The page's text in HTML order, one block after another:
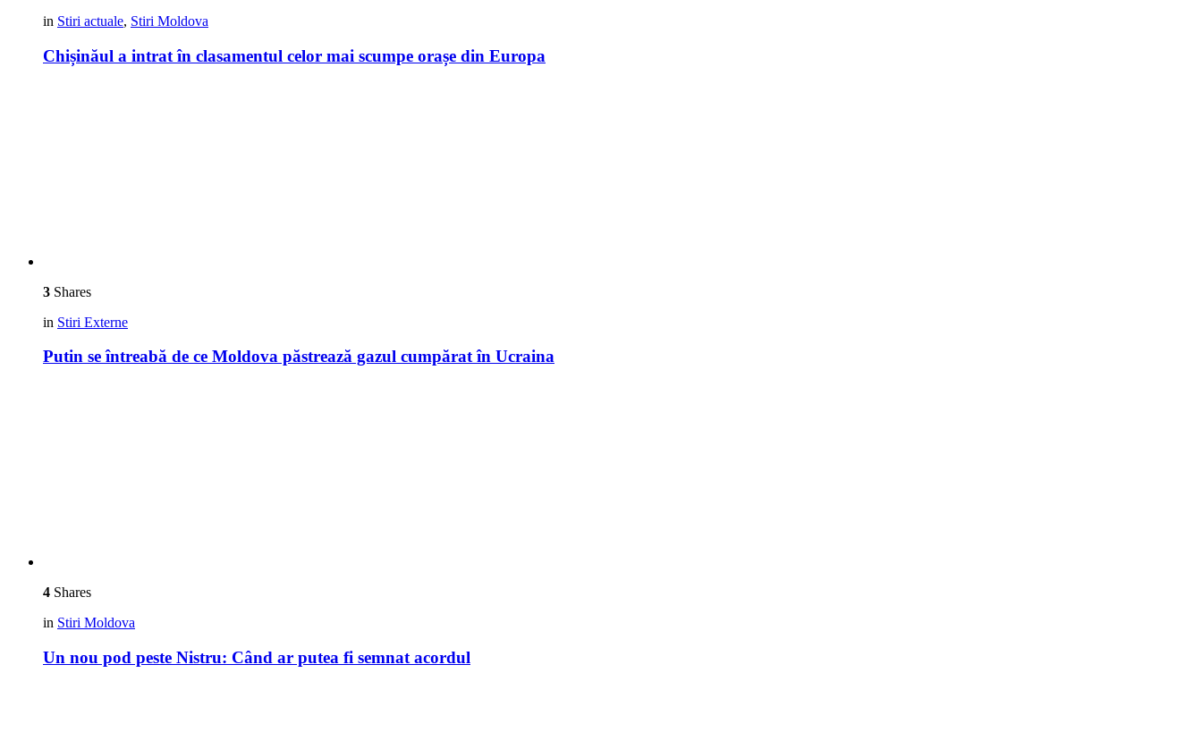
in Stiri actuale, Stiri Moldova
Chișinăul a intrat în clasamentul celor mai scumpe orașe din Europa
3 Shares
in Stiri Externe
Putin se întreabă de ce Moldova păstrează gazul cumpărat în Ucraina
4 Shares
in Stiri Moldova
Un nou pod peste Nistru: Când ar putea fi semnat acordul